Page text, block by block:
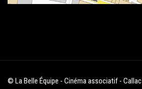
© La Belle Équipe - Cinéma associatif - Callac